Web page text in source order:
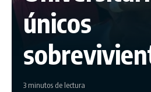
únicos
3 minutos de lectura